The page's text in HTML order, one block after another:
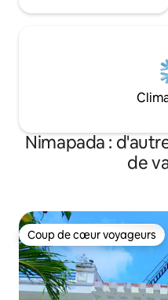
Nimapada :
de
Coup de cœur voyageurs
Coup de cœur voyageurs